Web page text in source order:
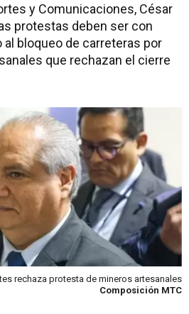
y Comunicaciones, César
protestas deben ser con
bloqueo de carreteras por
que rechazan el cierre
rechaza protesta de mineros artesanales
Composición MTC